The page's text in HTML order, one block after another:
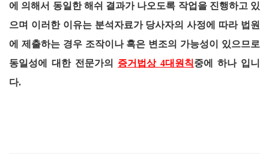
에 의해서 동일한 해쉬 결과가 나오도록 작업을 진행하고 있
으며 이러한 이유는 분석자료가 당사자의 사정에 따라 법원
에 제출하는 경우 조작이나 혹은 변조의 가능성이 있으므로
동일성에 대한 전문가의 증거법상 4대원칙중에 하나 입니
다.